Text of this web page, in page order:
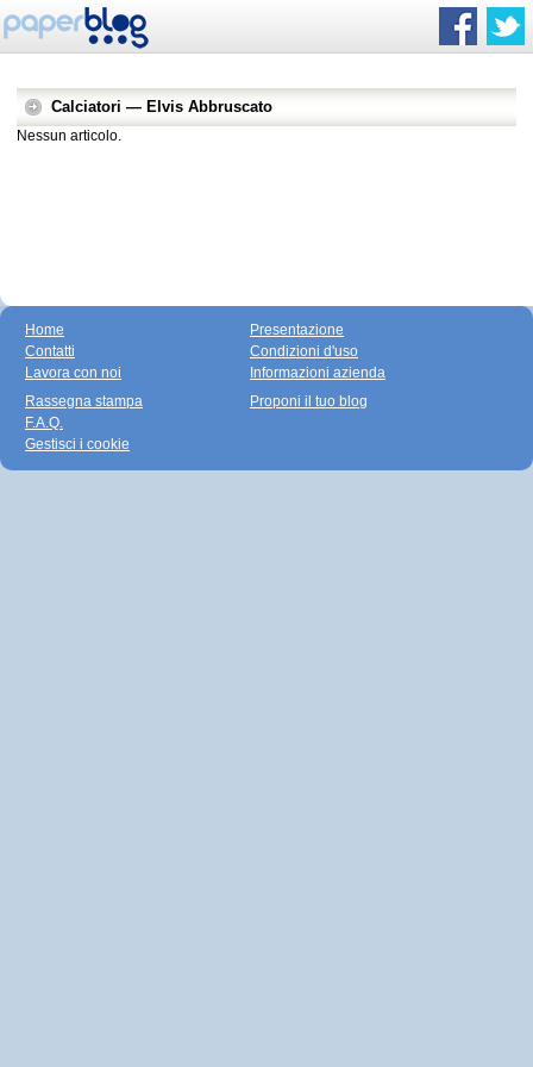
Calciatori — Elvis Abbruscato
Nessun articolo.
Home
Contatti
Lavora con noi
Presentazione
Condizioni d'uso
Informazioni azienda
Rassegna stampa
F.A.Q.
Gestisci i cookie
Proponi il tuo blog